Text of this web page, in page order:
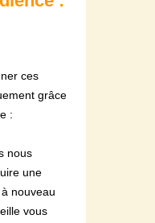
ces
grâce
:
nous
une
nouveau
vous